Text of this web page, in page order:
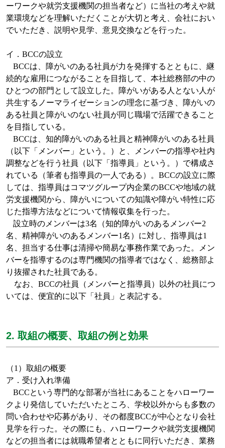
ーワークや就労支援機関の担当者など）に当社の考えや就
業環境などを理解いただくことが大切と考え、会社におい
でいただき、説明や見学、意見交換などを行った。
イ． BCCの設立
BCCは、障がいのある社員が力を発揮するとともに、継
続的な雇用につながることを目指して、本社総務部の中の
ひとつの部門として設立した。障がいがある人とない人が
共生するノーマライゼーションの理念に基づき、障がいの
ある社員と障がいのない社員が同じ職場で活躍できること
を目指している。
BCCは、知的障がいのある社員と精神障がいのある社員
（以下「メンバー」という。）と、メンバーの指導や社内
調整などを行う社員（以下「指導員」という。）で構成さ
れている（筆者も指導員の一人である）。 BCCの設立に際
しては、指導員はコマツグループ内企業のBCCや地域の就
労支援機関から、障がいについての知識や障がい特性に応
じた指導方法などについて情報収集を行った。
設立時のメンバーは3名（知的障がいのあるメンバー2
名、精神障がいのあるメンバー1名）に対し、指導員は1
名、担当する仕事は清掃や簡易な事務作業であった。メン
バーを指導するのは専門機関の指導者ではなく、総務部よ
り抜擢された社員である。
なお、 BCCの社員（メンバーと指導員）以外の社員につ
いては、便宜的に以下「社員」と表記する。
2. 取組の概要、取組の例と効果
（1）取組の概要
ア．受け入れ準備
BCCという専門的な部署が当社にあることをハローワー
クより発信していただいたところ、学校以外からも多数の
問い合わせや応募があり、その都度BCCが中心となり会社
見学を行った。その際にも、ハローワークや就労支援機関
などの担当者には就職希望者とともに同行いただき、業務